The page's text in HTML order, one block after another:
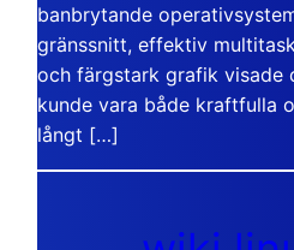
banbrytande
gränssnitt, effektiv
och färgstark grafik visade
kunde vara både kraftfulla
långt […]